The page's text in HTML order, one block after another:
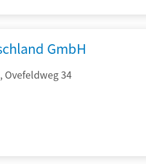
GmbH
Ovefeldweg 34